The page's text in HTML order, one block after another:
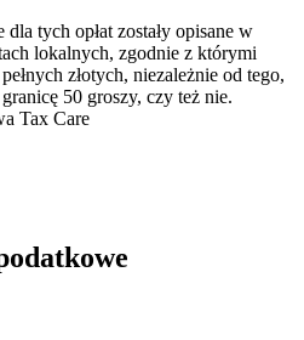
tych opłat zostały opisane w
lokalnych, zgodnie z którymi
złotych, niezależnie od tego,
50 groszy, czy też nie.
Tax Care
kroku ebook, Patrycja Kubiesa -